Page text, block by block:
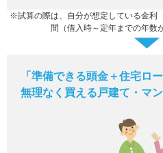
※試算の際は、自分が想定している金利
間（借入時～定年までの年数
「準備できる頭金＋住宅ロ
無理なく買える戸建て・マ